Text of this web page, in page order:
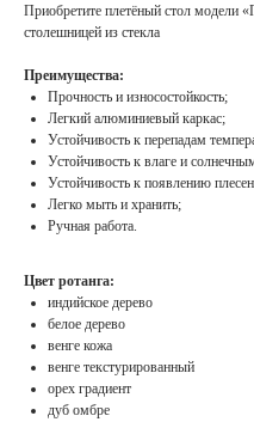
Приобретите плетёный стол модели
столешницей из стекла
Преимущества:
Прочность и износостойкость;
Легкий алюминиевый каркас;
Устойчивость к перепадам
Устойчивость к влаге и
Устойчивость к появлению
Легко мыть и хранить;
Ручная работа.
Цвет ротанга:
индийское дерево
белое дерево
венге кожа
венге текстурированный
орех градиент
дуб омбре